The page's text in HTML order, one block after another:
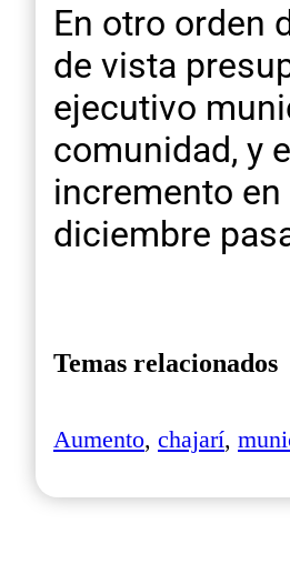
En otro orden
de vista
ejecutivo
comunidad, y
incremento
diciembre
Temas relacionados
Aumento, chajarí,